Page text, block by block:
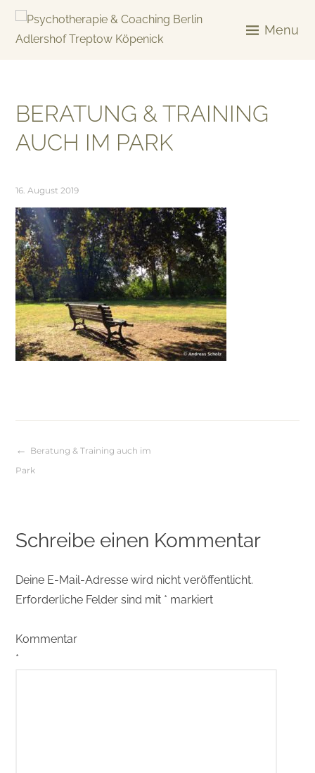
Skip
Menu
BERATUNG & TRAINING
AUCH IM PARK
16. August 2019
Beitragsnavigation
Beratung & Training auch im
Park
Schreibe einen Kommentar
Deine E-Mail-Adresse wird nicht veröffentlicht.
Erforderliche Felder sind mit * markiert
Kommentar
*